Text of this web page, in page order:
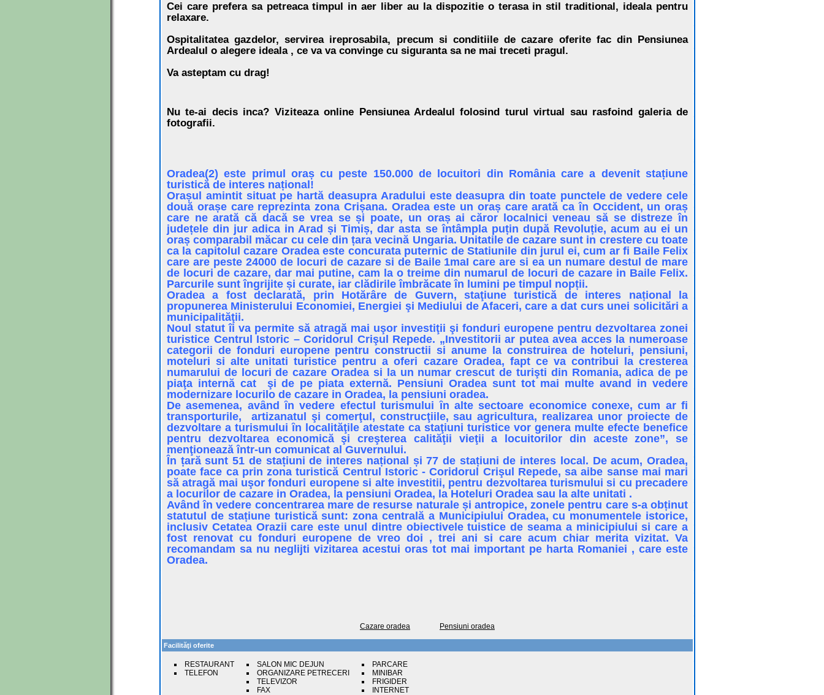
Cei care prefera sa petreaca timpul in aer liber au la dispozitie o terasa in stil traditional, ideala pentru
relaxare.
Ospitalitatea gazdelor, servirea ireprosabila, precum si conditiile de cazare oferite fac din Pensiunea
Ardealul o alegere ideala , ce va va convinge cu siguranta sa ne mai treceti pragul.
Va asteptam cu drag!
Nu te-ai decis inca? Viziteaza online Pensiunea Ardealul folosind turul virtual sau rasfoind galeria de
fotografii.
Oradea(2) este primul oraș cu peste 150.000 de locuitori din România care a devenit stațiune
turistică de interes național!
Orașul amintit situat pe hartă deasupra Aradului este deasupra din toate punctele de vedere cele
două orașe care reprezinta zona Crișana. Oradea este un oraș care arată ca în Occident, un oraș
care ne arată că dacă se vrea se și poate, un oraș ai căror localnici veneau să se distreze în
județele din jur adica in Arad și Timiș, dar asta se întâmpla puțin după Revoluție, acum au ei un
oraș comparabil măcar cu cele din țara vecină Ungaria. Unitatile de cazare sunt in crestere cu toate
ca la capitolul cazare Oradea este concurata puternic de Statiunile din jurul ei, cum ar fi Baile Felix
care are peste 24000 de locuri de cazare si de Baile 1maI care are si ea un numare destul de mare
de locuri de cazare, dar mai putine, cam la o treime din numarul de locuri de cazare in Baile Felix.
Parcurile sunt îngrijite și curate, iar clădirile îmbrăcate în lumini pe timpul nopții.
Oradea a fost declarată, prin Hotărâre de Guvern, staţiune turistică de interes național la
propunerea Ministerului Economiei, Energiei şi Mediului de Afaceri, care a dat curs unei solicitări a
municipalităţii.
Noul statut îi va permite să atragă mai uşor investiţii şi fonduri europene pentru dezvoltarea zonei
turistice Centrul Istoric – Coridorul Crişul Repede. „Investitorii ar putea avea acces la numeroase
categorii de fonduri europene pentru constructii si anume la construirea de hoteluri, pensiuni,
moteluri si alte unitati turistice pentru a oferi cazare Oradea, fapt ce va contribui la cresterea
numarului de locuri de cazare Oradea si la un numar crescut de turişti din Romania, adica de pe
piaţa internă cat şi de pe piata externă. Pensiuni Oradea sunt tot mai multe avand in vedere
modernizare locurilo de cazare in Oradea, la pensiuni oradea.
De asemenea, avȃnd ȋn vedere efectul turismului ȋn alte sectoare economice conexe, cum ar fi
transporturile, artizanatul şi comerţul, construcţiile, sau agricultura, realizarea unor proiecte de
dezvoltare a turismului ȋn localităţile atestate ca staţiuni turistice vor genera multe efecte benefice
pentru dezvoltarea economică şi creşterea calităţii vieţii a locuitorilor din aceste zone”, se
menţionează într-un comunicat al Guvernului.
În țară sunt 51 de stațiuni de interes național și 77 de stațiuni de interes local. De acum, Oradea,
poate face ca prin zona turistică Centrul Istoric - Coridorul Crişul Repede, sa aibe sanse mai mari
să atragă mai uşor fonduri europene si alte investitii, pentru dezvoltarea turismului si cu precadere
a locurilor de cazare in Oradea, la pensiuni Oradea, la Hoteluri Oradea sau la alte unitati .
Având în vedere concentrarea mare de resurse naturale și antropice, zonele pentru care s-a obținut
statutul de stațiune turistică sunt: zona centrală a Municipiului Oradea, cu monumentele istorice,
inclusiv Cetatea Orazii care este unul dintre obiectivele tuistice de seama a minicipiului si care a
fost renovat cu fonduri europene de vreo doi , trei ani si care acum chiar merita vizitat. Va
recomandam sa nu neglijti vizitarea acestui oras tot mai important pe harta Romaniei , care este
Oradea.
Cazare oradea Pensiuni oradea
Facilităţi oferite
RESTAURANT
TELEFON
SALON MIC DEJUN
ORGANIZARE PETRECERI
TELEVIZOR
FAX
PARCARE
MINIBAR
FRIGIDER
INTERNET